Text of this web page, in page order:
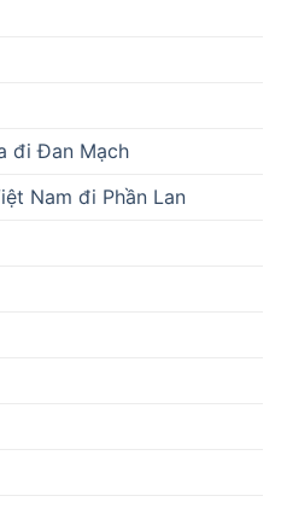
đi Đan Mạch
Nam đi Phần Lan